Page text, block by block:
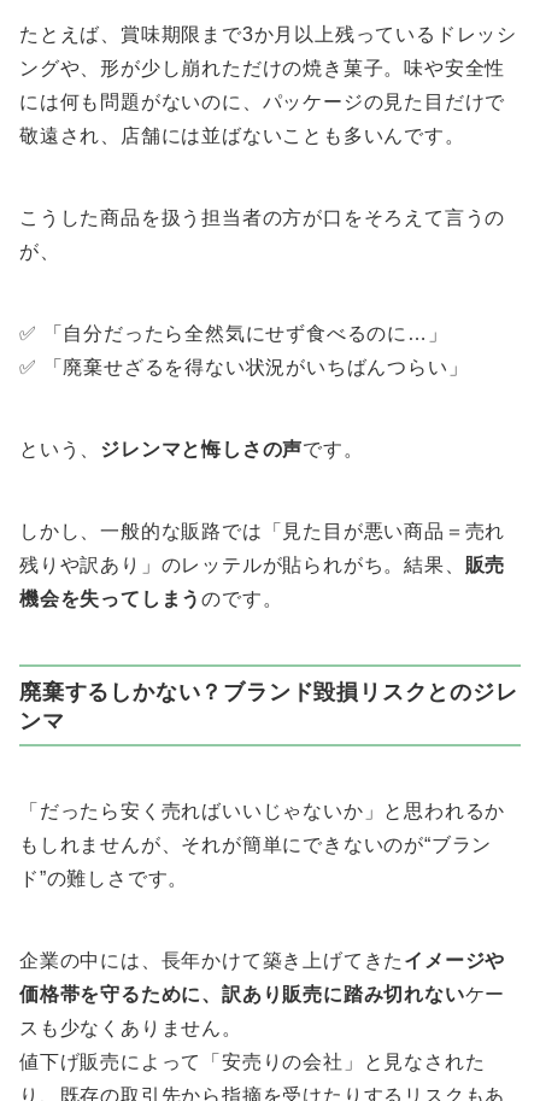
たとえば、賞味期限まで3か月以上残っているドレッシ
ングや、形が少し崩れただけの焼き菓子。味や安全性
には何も問題がないのに、パッケージの見た目だけで
敬遠され、店舗には並ばないことも多いんです。
こうした商品を扱う担当者の方が口をそろえて言うの
が、
✅ 「自分だったら全然気にせず食べるのに…」
✅ 「廃棄せざるを得ない状況がいちばんつらい」
という、 ジレンマと悔しさの声です。
しかし、一般的な販路では「見た目が悪い商品＝売れ
残りや訳あり」のレッテルが貼られがち。結果、 販売
機会を失ってしまうのです。
廃棄するしかない？ブランド毀損リスクとのジレ
ンマ
「だったら安く売ればいいじゃないか」と思われるか
もしれませんが、それが簡単にできないのが“ブラン
ド”の難しさです。
企業の中には、長年かけて築き上げてきた イメージや
価格帯を守るために、訳あり販売に踏み切れないケー
スも少なくありません。
値下げ販売によって「安売りの会社」と見なされた
り、既存の取引先から指摘を受けたりするリスクもあ